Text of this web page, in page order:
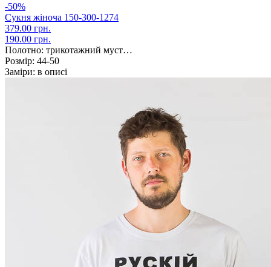
-50%
Сукня жіноча 150-300-1274
379.00 грн.
190.00 грн.
Полотно: трикотажний муст…
Розмір: 44-50
Заміри: в описі